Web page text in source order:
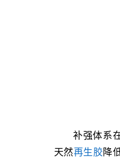
补强体系
天然再生胶降